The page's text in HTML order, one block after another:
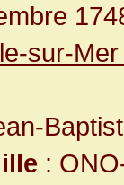
sur-
: